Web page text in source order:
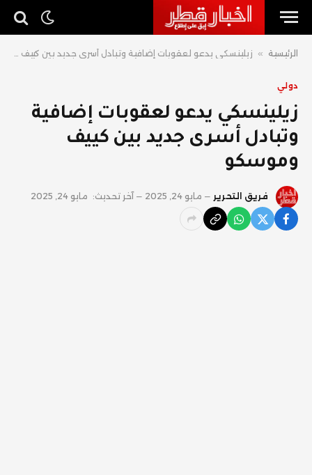
الرئيسية » زيلينسكي يدعو لعقوبات إضافية وتبادل أسرى جديد بين كييف وموسكو
دولي
زيلينسكي يدعو لعقوبات إضافية
وتبادل أسرى جديد بين كييف
وموسكو
فريق التحرير مايو 24, 2025 آخر تحديث: مايو 24, 2025